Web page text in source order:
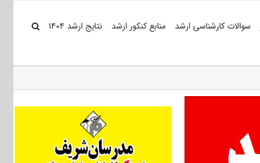
سوالات کارشناسی ارشد منابع کنکور ارشد نتایج ارشد ۱۴۰۴